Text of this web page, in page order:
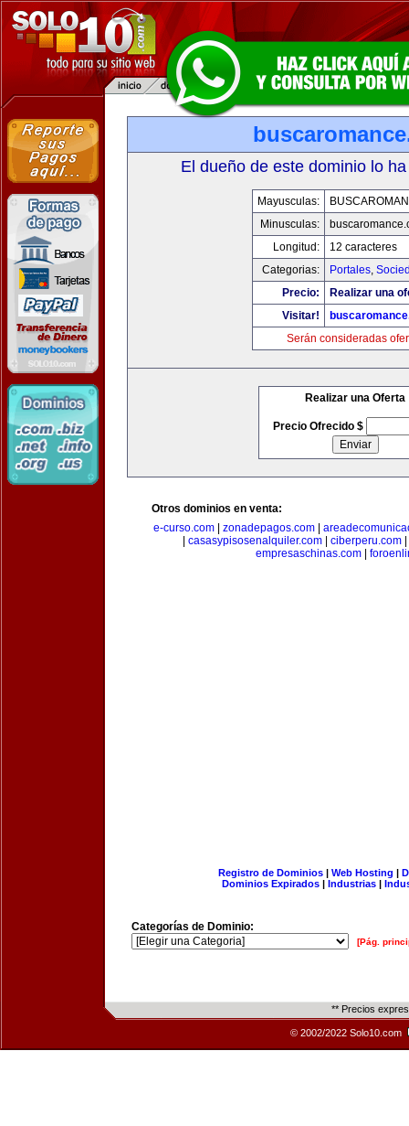
El dueño de este dominio lo
Mayusculas:
Minusculas:
Longitud:
12 caracteres
Categorias:
Portales,
Precio:
Realizar una
Visitar!
Serán consideradas
Realizar una Oferta
Precio Ofrecido $
Otros dominios en venta:
e-curso.com| zonadepagos.com|
casasypisosenalquiler.com ciberperu.com
empresaschinas.com|
Registro de Dominios| Web Hosting |
Dominios Expirados | Industrias |
Categorías de Dominio:
[Pág.
** Precios
© 2002/2022 Solo10.com